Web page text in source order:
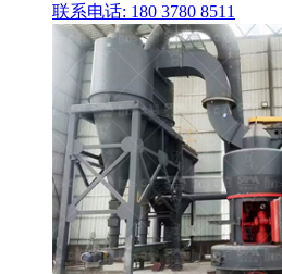
联系电话: 180 3780 8511